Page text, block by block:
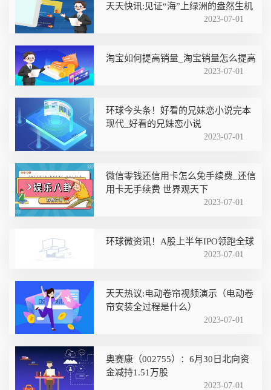
天天快讯:见证“海”上绿洲的盎然生机
2023-07-01
淘宝如何提高销量_淘宝销量怎么提高
2023-07-01
环球今头条！好看的兄妹恋小说完本
现代_好看的兄妹恋小说
2023-07-01
微信零钱还信用卡怎么免手续费_还信
用卡无手续费 世界观天下
2023-07-01
环球微资讯！A股上半年IPO领跑全球
2023-07-01
天天热议:电动卷帘视频演示（电动卷
帘安装全过程是什么）
2023-07-01
奥赛康（002755）：6月30日北向资
金减持1.51万股
2023-07-01